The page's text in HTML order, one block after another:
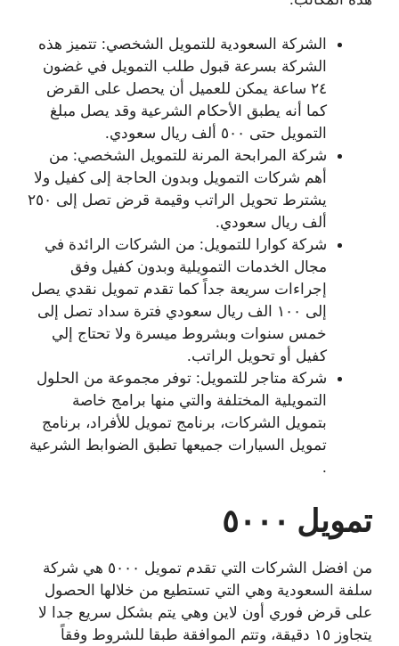
الشركة السعودية للتمويل الشخصي: تتميز هذه
الشركة بسرعة قبول طلب التمويل في غضون
٢٤ ساعة يمكن للعميل أن يحصل على القرض
كما أنه يطبق الأحكام الشرعية وقد يصل مبلغ
التمويل حتى ٥٠٠ ألف ريال سعودي.
شركة المرابحة المرنة للتمويل الشخصي: من
أهم شركات التمويل وبدون الحاجة إلى كفيل ولا
يشترط تحويل الراتب وقيمة قرض تصل إلى ٢٥٠
ألف ريال سعودي.
شركة كوارا للتمويل: من الشركات الرائدة في
مجال الخدمات التمويلية وبدون كفيل وفق
إجراءات سريعة جداً كما تقدم تمويل نقدي يصل
إلى ١٠٠ الف ريال سعودي فترة سداد تصل إلى
خمس سنوات وبشروط ميسرة ولا تحتاج إلي
كفيل أو تحويل الراتب.
شركة متاجر للتمويل: توفر مجموعة من الحلول
التمويلية المختلفة والتي منها برامج خاصة
بتمويل الشركات، برنامج تمويل للأفراد، برنامج
تمويل السيارات جميعها تطبق الضوابط الشرعية
.
تمويل ٥٠٠٠
من افضل الشركات التي تقدم تمويل ٥٠٠٠ هي شركة
سلفة السعودية وهي التي تستطيع من خلالها الحصول
على قرض فوري أون لاين وهي يتم بشكل سريع جدا لا
يتجاوز ١٥ دقيقة، وتتم الموافقة طبقا للشروط وفقاً